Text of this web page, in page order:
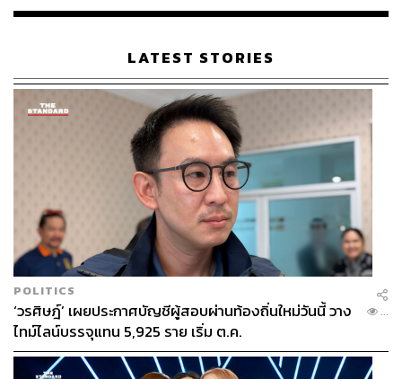
เรือนไทยที่ถูกซุกไว้
LATEST STORIES
POLITICS
‘วรศิษฎ์’ เผยประกาศบัญชีผู้สอบผ่านท้องถิ่นใหม่วันนี้ วาง
ไทม์ไลน์บรรจุแทน 5,925 ราย เริ่ม ต.ค.
...